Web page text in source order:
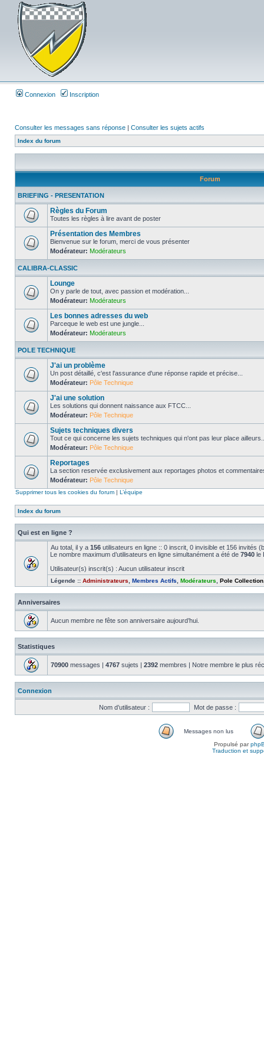
Connexion Inscription
Consulter les messages sans réponse | Consulter les sujets actifs
Index du forum
Forum
BRIEFING - PRESENTATION
Règles du Forum
Toutes les règles à lire avant de poster
Présentation des Membres
Bienvenue sur le forum, merci de vous présenter
Modérateur: Modérateurs
CALIBRA-CLASSIC
Lounge
On y parle de tout, avec passion et modération...
Modérateur: Modérateurs
Les bonnes adresses du web
Parceque le web est une jungle...
Modérateur: Modérateurs
POLE TECHNIQUE
J'ai un problème
Un post détaillé, c'est l'assurance d'une réponse rapide et précise...
Modérateur: Pôle Technique
J'ai une solution
Les solutions qui donnent naissance aux FTCC...
Modérateur: Pôle Technique
Sujets techniques divers
Tout ce qui concerne les sujets techniques qui n'ont pas leur place
Modérateur: Pôle Technique
Reportages
La section reservée exclusivement aux reportages photos et
Modérateur: Pôle Technique
Supprimer tous les cookies du forum | L’équipe
Index du forum
Qui est en ligne ?
Au total, il y a 156 utilisateurs en ligne :: 0 inscrit, 0 invisible et 156 invités
Le nombre maximum d’utilisateurs en ligne simultanément a été de 7940 le
Utilisateur(s) inscrit(s) : Aucun utilisateur inscrit
Légende :: Administrateurs Membres Actifs Modérateurs Pole Collection
Anniversaires
Aucun membre ne fête son anniversaire aujourd’hui.
Statistiques
70900 messages | 4767 sujets | 2392 membres | Notre membre le plus
Connexion
Nom d’utilisateur : Mot de passe :
Messages non lus
Propulsé par
Traduction et